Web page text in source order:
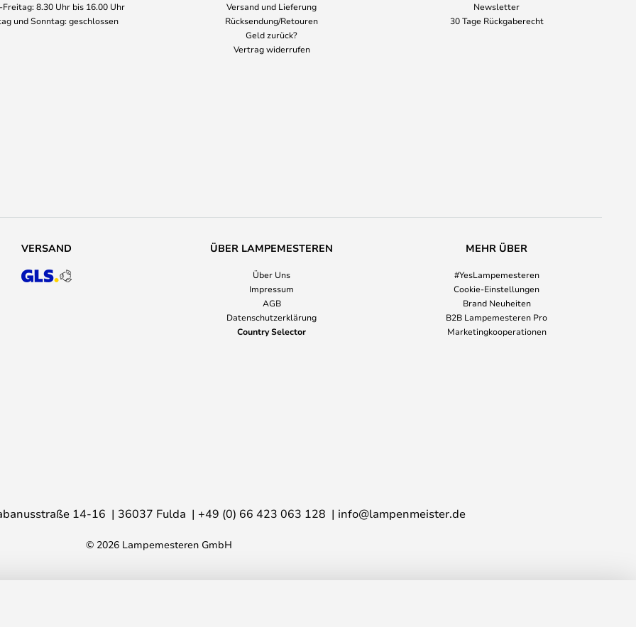
8.30 Uhr bis 16.00 Uhr
und Sonntag: geschlossen
Versand und Lieferung
Rücksendung/Retouren
Geld zurück?
Vertrag widerrufen
Newsletter
30 Tage Rückgaberecht
VERSAND ÜBER LAMPEMESTEREN
Über Uns
Impressum
AGB
Datenschutzerklärung
Country Selector
MEHR ÜBER
#YesLampemesteren
Cookie-Einstellungen
Brand Neuheiten
B2B Lampemesteren Pro
Marketingkooperationen
14-16 36037 Fulda +49 (0) 66 423 063 128 info@lampenmeister.de
© 2026 Lampemesteren GmbH